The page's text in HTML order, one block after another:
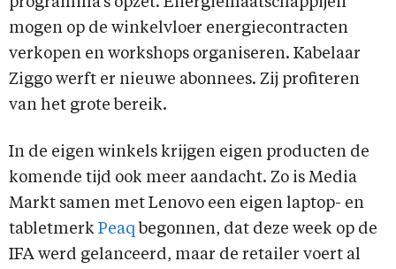
mogen op de winkelvloer energiecontracten
verkopen en workshops organiseren. Kabelaar
Ziggo werft er nieuwe abonnees. Zij profiteren
van het grote bereik.
In de eigen winkels krijgen eigen producten de
komende tijd ook meer aandacht. Zo is Media
Markt samen met Lenovo een eigen laptop- en
tabletmerk Peaq begonnen, dat deze week op de
IFA werd gelanceerd, maar de retailer voert al